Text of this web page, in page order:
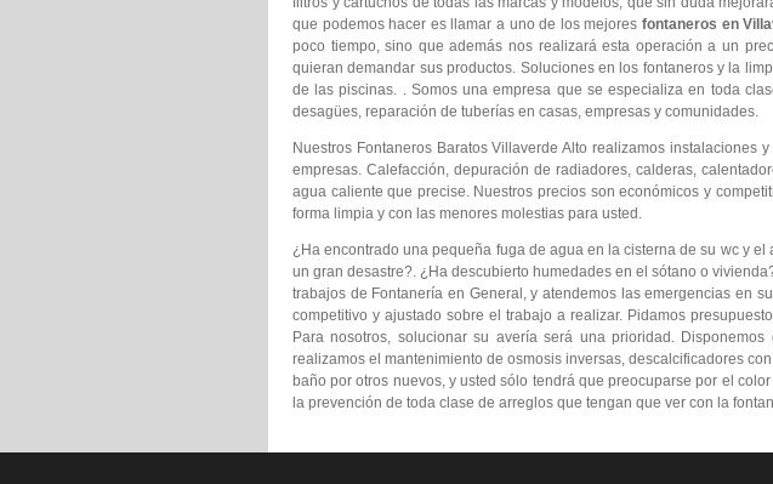
que podemos hacer es llamar a uno de los mejores fontaneros en
poco tiempo, sino que además nos realizará esta operación a un
quieran demandar sus productos. Soluciones en los fontaneros y la
de las piscinas. . Somos una empresa que se especializa en toda
desagües, reparación de tuberías en casas, empresas y comunidades.
Nuestros Fontaneros Baratos Villaverde Alto realizamos
empresas. Calefacción, depuración de radiadores, calderas,
agua caliente que precise. Nuestros precios son económicos y
forma limpia y con las menores molestias para usted.
¿Ha encontrado una pequeña fuga de agua en la cisterna de su wc y
un gran desastre?. ¿Ha descubierto humedades en el sótano o
trabajos de Fontanería en General, y atendemos las emergencias en
competitivo y ajustado sobre el trabajo a realizar. Pidamos
Para nosotros, solucionar su avería será una prioridad.
realizamos el mantenimiento de osmosis inversas, descalcificadores
baño por otros nuevos, y usted sólo tendrá que preocuparse por el
la prevención de toda clase de arreglos que tengan que ver con la